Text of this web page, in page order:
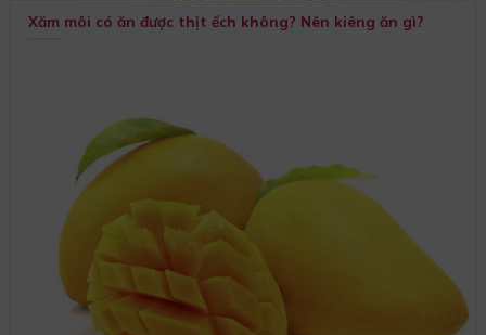
Xăm môi có ăn được thịt ếch không? Nên kiêng ăn gì?